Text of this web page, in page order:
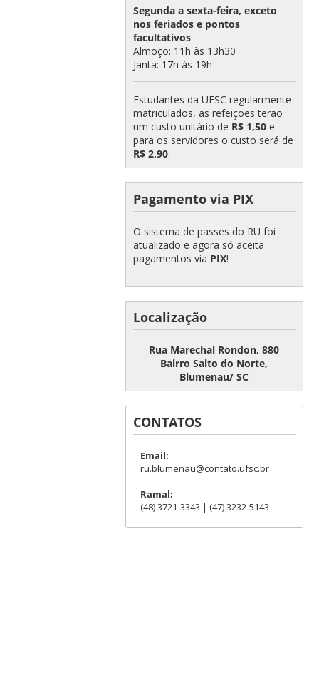
Segunda a sexta-feira, exceto
nos feriados e pontos
facultativos
Almoço: 11h às 13h30
Janta: 17h às 19h
Estudantes da UFSC regularmente
matriculados, as refeições terão
um custo unitário de R$ 1,50e
para os servidores o custo será de
R$ 2,90.
Pagamento via PIX
O sistema de passes do RU foi
atualizado e agora só aceita
pagamentos via PIX!
Localização
Rua Marechal Rondon, 880
Bairro Salto do Norte,
Blumenau/ SC
CONTATOS
Email:
ru.blumenau@contato.ufsc.br
Ramal:
(48) 3721-3343 | (47) 3232-5143